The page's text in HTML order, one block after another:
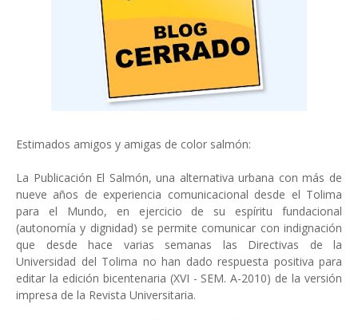
Estimados amigos y amigas de color salmón:
La Publicación El Salmón, una alternativa urbana con más de
nueve años de experiencia comunicacional desde el Tolima
para el Mundo, en ejercicio de su espíritu fundacional
(autonomía y dignidad) se permite comunicar con indignación
que desde hace varias semanas las Directivas de la
Universidad del Tolima no han dado respuesta positiva para
editar la edición bicentenaria (XVI - SEM. A-2010) de la versión
impresa de la Revista Universitaria.